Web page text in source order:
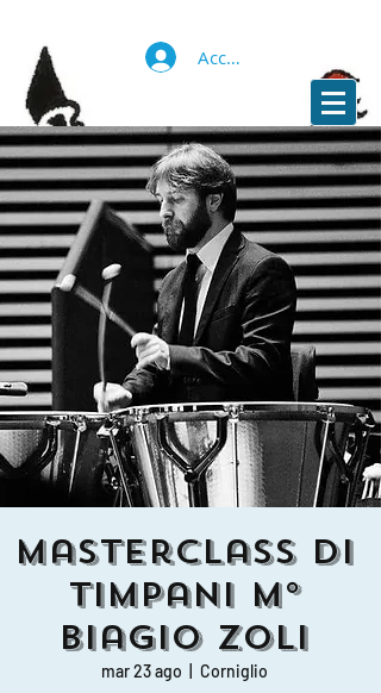
Accedi
Masterclass di
Timpani M°
Biagio Zoli
mar 23 ago Corniglio